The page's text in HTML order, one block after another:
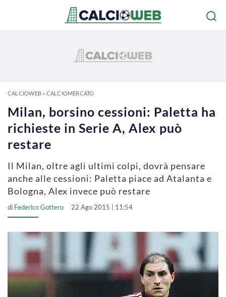
CALCIOWEB» CALCIOMERCATO
Milan, borsino cessioni: Paletta ha
richieste in Serie A, Alex può
restare
Il Milan, oltre agli ultimi colpi, dovrà pensare
anche alle cessioni: Paletta piace ad Atalanta e
Bologna, Alex invece può restare
di Federico Gottero 22 Ago 2015 | 11:54